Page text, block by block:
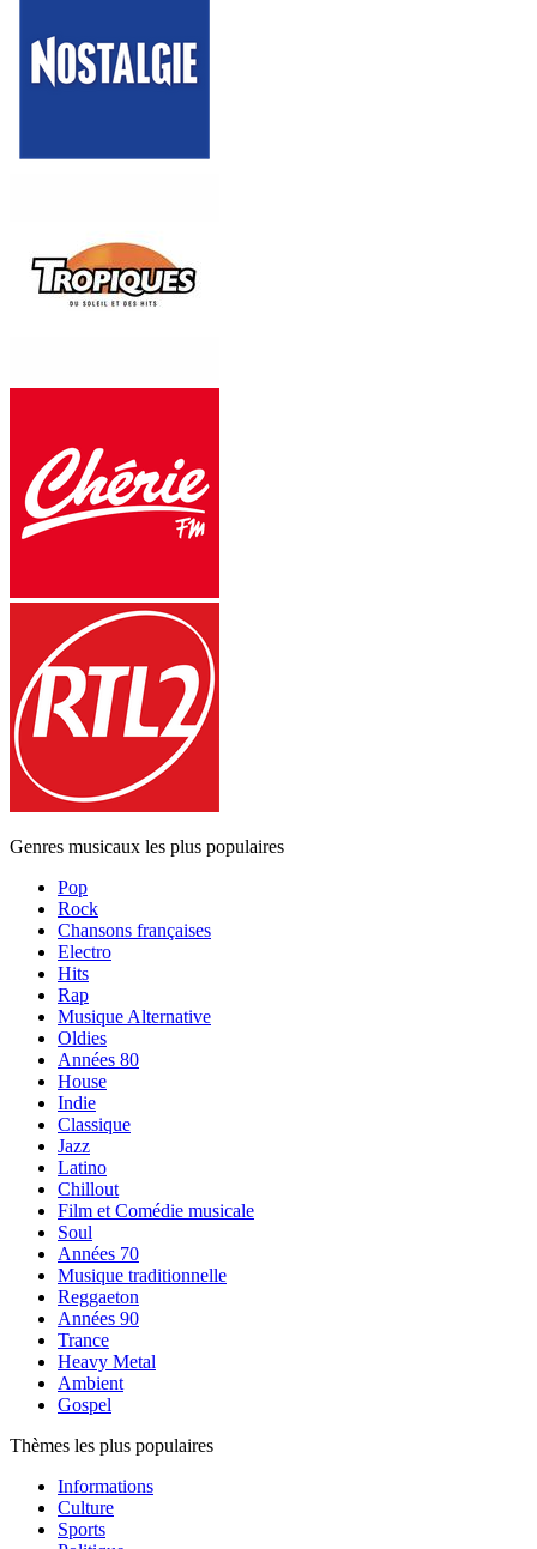
Genres musicaux les plus populaires
Pop
Rock
Chansons françaises
Electro
Hits
Rap
Musique Alternative
Oldies
Années 80
House
Indie
Classique
Jazz
Latino
Chillout
Film et Comédie musicale
Soul
Années 70
Musique traditionnelle
Reggaeton
Années 90
Trance
Heavy Metal
Ambient
Gospel
Thèmes les plus populaires
Informations
Culture
Sports